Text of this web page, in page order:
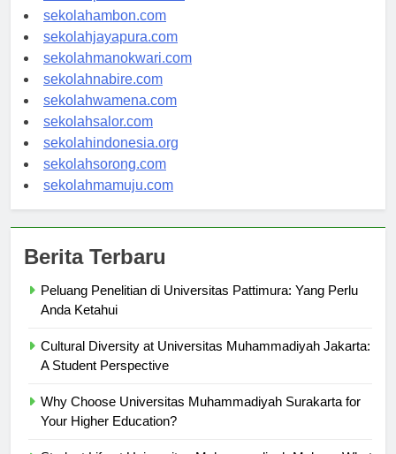
sekolahpontianak.com
sekolahambon.com
sekolahjayapura.com
sekolahmanokwari.com
sekolahnabire.com
sekolahwamena.com
sekolahsalor.com
sekolahindonesia.org
sekolahsorong.com
Peluang Penelitian di Universitas Pattimura: Yang Perlu
Cultural Diversity at Universitas Muhammadiyah Jakarta:
Why Choose Universitas Muhammadiyah Surakarta for